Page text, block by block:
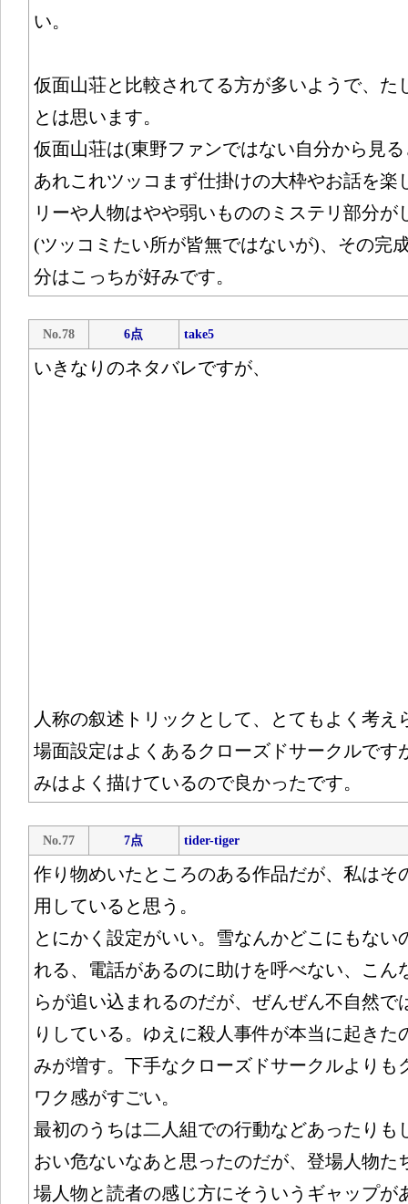
い。
仮面山荘と比較されてる方が多いようで、た
とは思います。
仮面山荘は(東野ファンではない自分から見
あれこれツッコまず仕掛けの大枠やお話を楽
リーや人物はやや弱いもののミステリ部分が
(ツッコミたい所が皆無ではないが)、その完
分はこっちが好みです。
No.78 6点 take5
いきなりのネタバレですが、
人称の叙述トリックとして、とてもよく考え
場面設定はよくあるクローズドサークルです
みはよく描けているので良かったです。
No.77 7点 tider-tiger
作り物めいたところのある作品だが、私はそ
用していると思う。
とにかく設定がいい。雪なんかどこにもない
れる、電話があるのに助けを呼べない、こん
らが追い込まれるのだが、ぜんぜん不自然で
りしている。ゆえに殺人事件が本当に起きた
みが増す。下手なクローズドサークルよりも
ワク感がすごい。
最初のうちは二人組での行動などあったりも
おい危ないなあと思ったのだが、登場人物た
場人物と読者の感じ方にそういうギャップが